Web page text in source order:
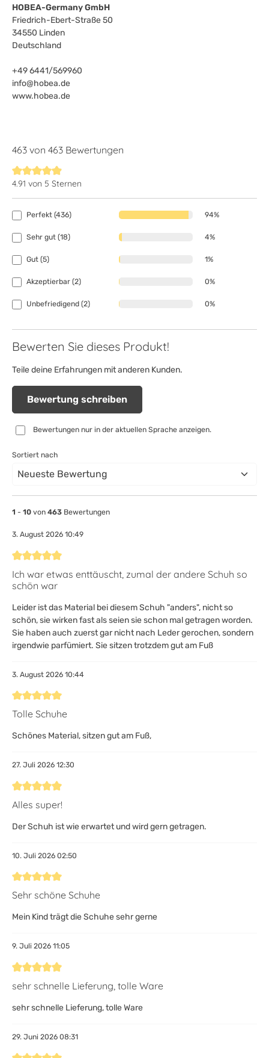
HOBEA-Germany GmbH
Friedrich-Ebert-Straße 50
34550 Linden
Deutschland
+49 6441/569960
info@hobea.de
www.hobea.de
463 von 463 Bewertungen
Durchschnittliche Bewertung von 4.9 von 5 Sternen
4.91 von 5 Sternen
Perfekt (436) 94%
Sehr gut (18) 4%
Gut (5) 1%
Akzeptierbar (2) 0%
Unbefriedigend (2) 0%
Bewerten Sie dieses Produkt!
Teile deine Erfahrungen mit anderen Kunden.
Bewertung schreiben
Bewertungen nur in der aktuellen Sprache anzeigen.
Sortiert nach
1 - 10 von 463 Bewertungen
3. August 2026 10:49
Bewertung mit 5 von 5 Sternen
Ich war etwas enttäuscht, zumal der andere Schuh so
schön war
Leider ist das Material bei diesem Schuh "anders", nicht so
schön, sie wirken fast als seien sie schon mal getragen worden.
Sie haben auch zuerst gar nicht nach Leder gerochen, sondern
irgendwie parfümiert. Sie sitzen trotzdem gut am Fuß
3. August 2026 10:44
Bewertung mit 5 von 5 Sternen
Tolle Schuhe
Schönes Material, sitzen gut am Fuß,
27. Juli 2026 12:30
Bewertung mit 5 von 5 Sternen
Alles super!
Der Schuh ist wie erwartet und wird gern getragen.
10. Juli 2026 02:50
Bewertung mit 5 von 5 Sternen
Sehr schöne Schuhe
Mein Kind trägt die Schuhe sehr gerne
9. Juli 2026 11:05
Bewertung mit 5 von 5 Sternen
sehr schnelle Lieferung, tolle Ware
sehr schnelle Lieferung, tolle Ware
29. Juni 2026 08:31